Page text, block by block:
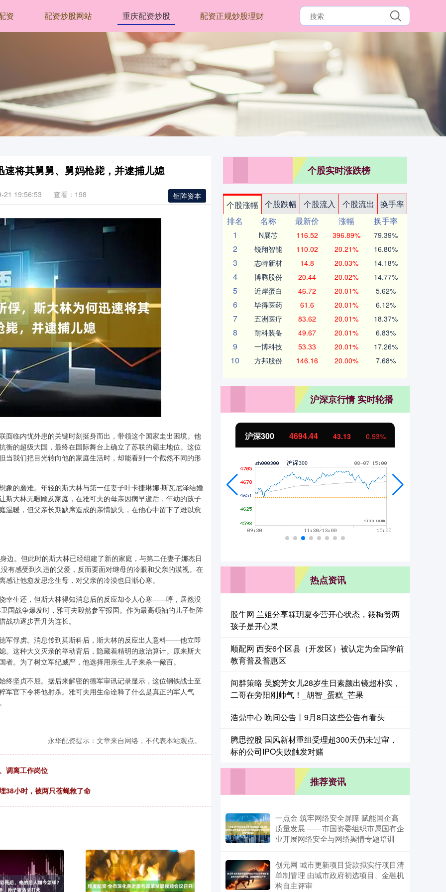
资 配资炒股网站 重庆配资炒股 配资正规炒股理财
将其舅舅、舅妈枪毙，并逮捕儿媳
钜阵资本
21 19:56:53 查看：198
临内忧外患的关键时刻挺身而出，带领这个国家走出困境。他
的超级大国，最终在国际舞台上确立了苏联的霸主地位。这位
我们把目光转向他的家庭生活时，却能看到一个截然不同的形
的磨难。年轻的斯大林与第一任妻子叶卡捷琳娜·斯瓦尼泽结婚
大林无暇顾及家庭，在雅可夫的母亲因病早逝后，年幼的孩子
暖，但父亲长期缺席造成的亲情缺失，在他心中留下了难以愈
边。但此时的斯大林已经组建了新的家庭，与第二任妻子娜杰日
有感受到久违的父爱，反而要面对继母的冷眼和父亲的漠视。在
让他愈发思念生母，对父亲的冷漠也日渐心寒。
幸生还，但斯大林得知消息后的反应却令人心寒——哼，居然没
国战争爆发时，雅可夫毅然参军报国。作为最高领袖的儿子钜阵
功逐步晋升为连长。
军俘虏。消息传到莫斯科后，斯大林的反应出人意料——他立即
这种大义灭亲的举动背后，隐藏着精明的政治算计。原来斯大
。为了树立军纪威严，他选择用亲生儿子来杀一儆百。
坚贞不屈。据后来解密的德军审讯记录显示，这位钢铁战士至
官下令将他射杀。雅可夫用生命诠释了什么是真正的军人气
永华配资提示：文章来自网络，不代表本站观点。
调离工作岗位
38小时，被两只苍蝇救了命
个股实时涨跌榜
个股涨幅 个股跌幅 个股流入 个股流出
换手率
排名
名称 最新价 涨幅
换手率
1
N展芯 116.52 396.89% 79.39%
2 锐翔智能 110.02 20.21% 16.80%
3 志特新材 14.8 20.03% 14.18%
4 博腾股份 20.44 20.02% 14.77%
5 近岸蛋白 46.72 20.01% 5.62%
6 毕得医药 61.6 20.01% 6.12%
7 五洲医疗 83.62 20.01% 18.37%
8 耐科装备 49.67 20.01% 6.83%
9 一博科技 53.33 20.01% 17.26%
10 方邦股份 146.16 20.00% 7.68%
沪深京行情 实时轮播
深证成指 14311.01 200.89 1.42% 沪深300 4694.44 43.13 0.93%
热点资讯
股牛网 兰姐分享箖玥夏令营开心状态，筱梅赞两
孩子是开心果
顺配网 西安6个区县（开发区）被认定为全国学前
教育普及普惠区
间群策略 吴婉芳女儿28岁生日素颜出镜超朴实，
二哥在旁阳刚帅气！_胡智_蛋糕_芒果
浩鼎中心 晚间公告丨9月8日这些公告有看头
腾思控股 国风新材重组受理超300天仍未过审，
标的公司IPO失败触发对赌
推荐资讯
一点金 筑牢网络安全屏障 赋能国企高
质量发展 ——市国资委组织市属国有企
业开展网络安全与网络舆情专题培训
创元网 城市更新项目贷款拟实行项目清
单制管理 由城市政府初选项目、金融机
构自主评审